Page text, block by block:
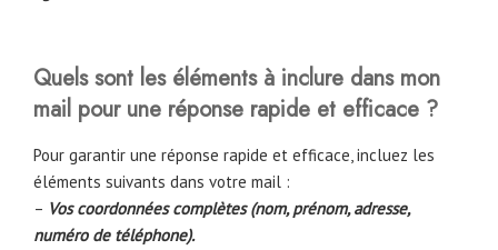
Quels sont les éléments à inclure dans mon
mail pour une réponse rapide et efficace ?
Pour garantir une réponse rapide et efficace, incluez les
éléments suivants dans votre mail :
– Vos coordonnées complètes (nom, prénom, adresse,
numéro de téléphone).